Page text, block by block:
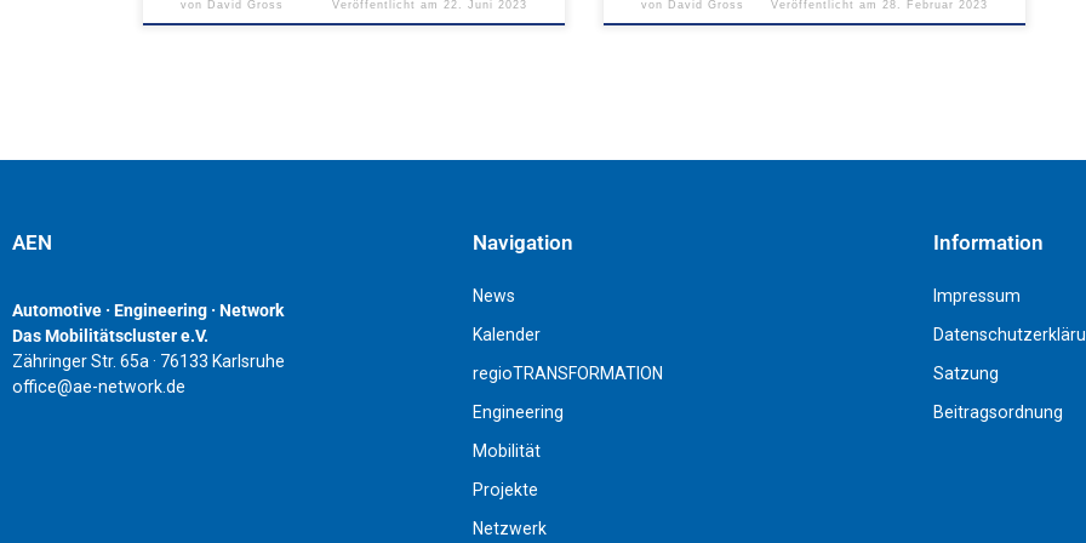
von David Gross Veröffentlicht am 22. Juni 2023 von David Gross Veröffentlicht am 28. Februar 2023
AEN
Automotive · Engineering · Network
Das Mobilitätscluster e.V.
Zähringer Str. 65a · 76133 Karlsruhe
office@ae-network.de
Navigation
News
Kalender
regioTRANSFORMATION
Engineering
Mobilität
Projekte
Netzwerk
Information
Impressum
Satzung
Beitragsordnung